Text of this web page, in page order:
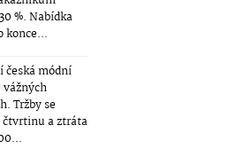
%. Nabídka
konce...
česká módní
Tržby se
čtvrtinu a ztráta